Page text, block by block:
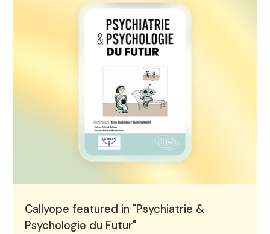
Callyope featured in "Psychiatrie &
Psychologie du Futur"